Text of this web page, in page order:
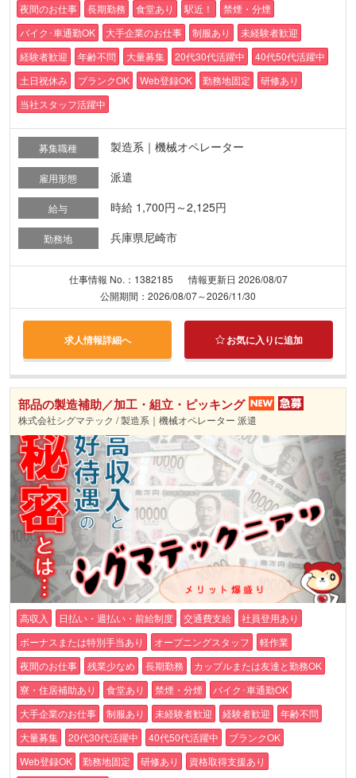
夜間のお仕事
長期勤務 食堂あり 駅近！
禁煙・分煙
バイク･車通勤OK
大手企業のお仕事 制服あり
未経験者歓迎
経験者歓迎
年齢不問 大量募集 20代30代活躍中
40代50代活躍中
土日祝休み
ブランクOK Web登録OK 勤務地固定
研修あり
当社スタッフ活躍中
募集職種 製造系｜機械オペレーター
雇用形態 派遣
給与 時給 1,700円～2,125円
勤務地 兵庫県尼崎市
仕事情報 No.：1382185
情報更新日 2026/08/07
公開期間：2026/08/07～2026/11/30
求人情報詳細へ お気に入りに追加
部品の製造補助／加工・組立・ピッキング
株式会社シグマテック / 製造系｜機械オペレーター 派遣
高収入 日払い・週払い・前給制度 交通費支給
社員登用あり
ボーナスまたは特別手当あり
オープニングスタッフ
軽作業
夜間のお仕事
残業少なめ 長期勤務
カップルまたは友達と勤務OK
寮・住居補助あり
食堂あり 禁煙・分煙
バイク･車通勤OK
大手企業のお仕事
制服あり 未経験者歓迎 経験者歓迎
年齢不問
大量募集
20代30代活躍中 40代50代活躍中
ブランクOK
Web登録OK
勤務地固定 研修あり
資格取得支援あり